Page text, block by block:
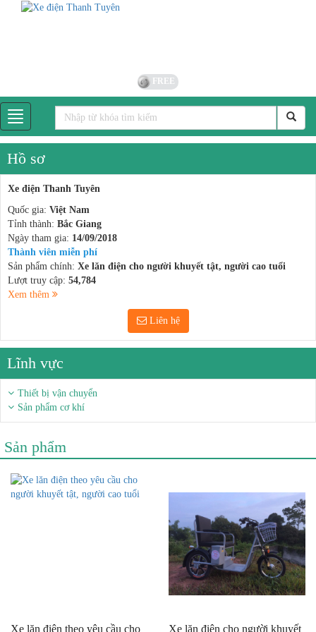
FREE
Hồ sơ
Xe điện Thanh Tuyên
Quốc gia: Việt Nam
Tỉnh thành: Bắc Giang
Ngày tham gia: 14/09/2018
Thành viên miễn phí
Sản phẩm chính: Xe lăn điện cho người khuyết tật, người cao tuổi
Lượt truy cập: 54,784
Xem thêm
Liên hệ
Lĩnh vực
Thiết bị vận chuyển
Sản phẩm cơ khí
Sản phẩm
Xe lăn điện theo yêu cầu cho Xe lăn điện cho người khuyết